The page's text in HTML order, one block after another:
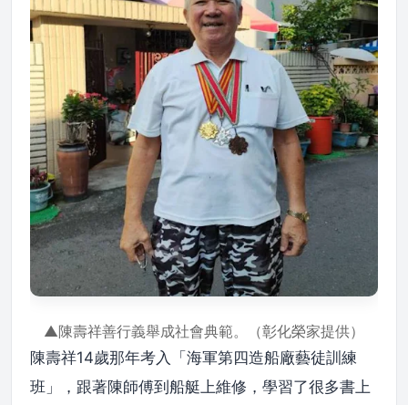
▲陳壽祥善行義舉成社會典範。（彰化榮家提供）
陳壽祥14歲那年考入「海軍第四造船廠藝徒訓練
班」，跟著陳師傅到船艇上維修，學習了很多書上